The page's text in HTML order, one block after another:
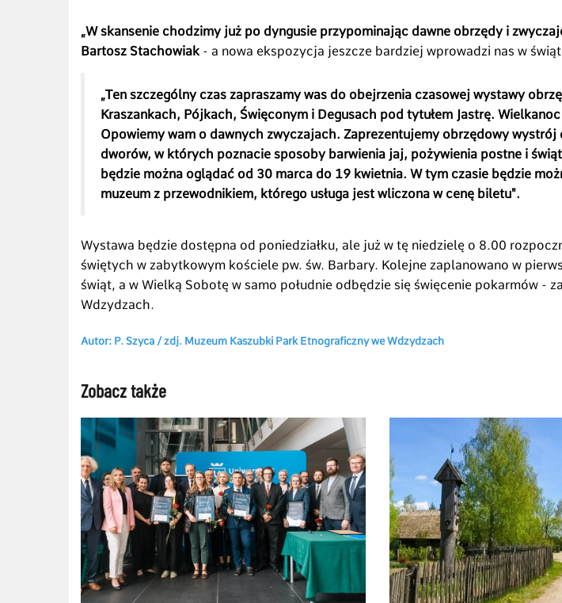
„W skansenie chodzimy już po dyngusie przypominając dawne obrzędy i
Bartosz Stachowiak - a nowa ekspozycja jeszcze bardziej wprowadzi nas w
„Ten szczególny czas zapraszamy was do obejrzenia czasowej wystawy
Kraszankach, Pójkach, Święconym i Degusach pod tytułem Jastrę.
Opowiemy wam o dawnych zwyczajach. Zaprezentujemy obrzędowy wystrój
dworów, w których poznacie sposoby barwienia jaj, pożywienia postne i
będzie można oglądać od 30 marca do 19 kwietnia. W tym czasie będzie
muzeum z przewodnikiem, którego usługa jest wliczona w cenę biletu".
Wystawa będzie dostępna od poniedziałku, ale już w tę niedzielę o 8.00
świętych w zabytkowym kościele pw. św. Barbary. Kolejne zaplanowano w
świąt, a w Wielką Sobotę w samo południe odbędzie się święcenie pokarmów -
Wdzydzach.
Autor: P. Szyca / zdj. Muzeum Kaszubki Park Etnograficzny we Wdzydzach
Zobacz także